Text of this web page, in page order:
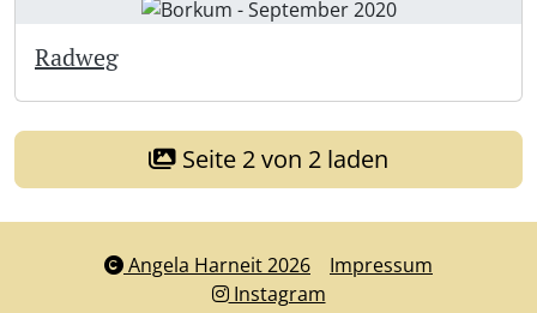
Radweg
Seite 2 von 2 laden
Angela Harneit 2026
Impressum
Instagram